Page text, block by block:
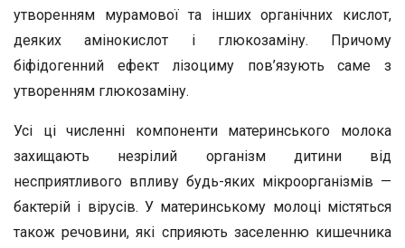
утворенням мурамової та інших органічних кислот,
деяких амінокислот і глюкозаміну. Причому
біфідогенний ефект лізоциму пов’язують саме з
утворенням глюкозаміну.
Усі ці численні компоненти материнського молока
захищають незрілий організм дитини від
несприятливого впливу будь-яких мікроорганізмів —
бактерій і вірусів. У материнському молоці містяться
також речовини, які сприяють заселенню кишечника